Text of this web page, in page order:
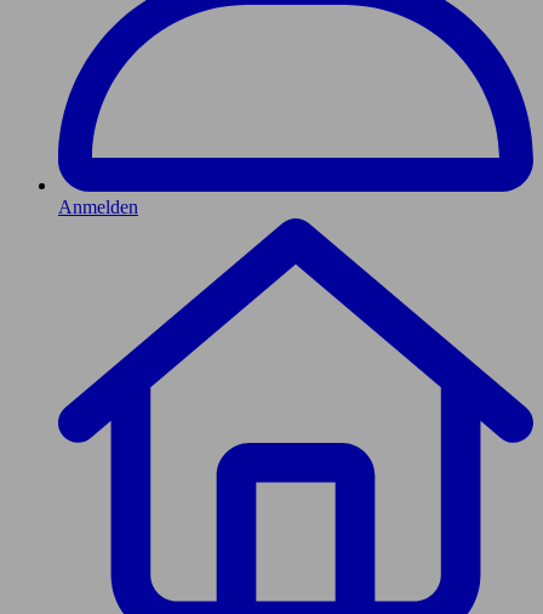
Anmelden